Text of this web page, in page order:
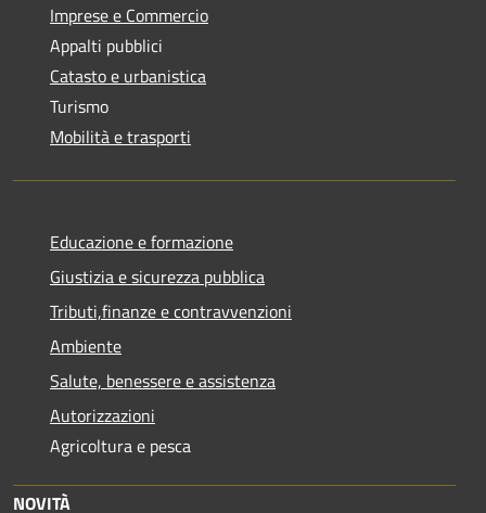
Imprese e Commercio
Appalti pubblici
Catasto e urbanistica
Turismo
Mobilità e trasporti
Educazione e formazione
Giustizia e sicurezza pubblica
Tributi,finanze e contravvenzioni
Ambiente
Salute, benessere e assistenza
Autorizzazioni
Agricoltura e pesca
NOVITÀ